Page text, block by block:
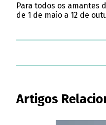
Para todos os amantes
de 1 de maio a 12 de
Artigos